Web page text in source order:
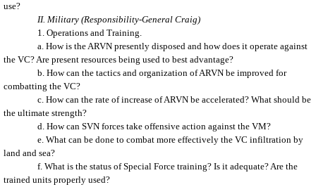
use?
II. Military (Responsibility-General Craig)
1. Operations and Training.
a. How is the ARVN presently disposed and how does it operate against
the VC? Are present resources being used to best advantage?
b. How can the tactics and organization of ARVN be improved for
combatting the VC?
c. How can the rate of increase of ARVN be accelerated? What should be
the ultimate strength?
d. How can SVN forces take offensive action against the VM?
e. What can be done to combat more effectively the VC infiltration by
land and sea?
f. What is the status of Special Force training? Is it adequate? Are the
trained units properly used?